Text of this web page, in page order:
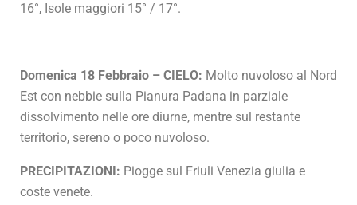
16°, Isole maggiori 15° / 17°.
Domenica 18 Febbraio – CIELO: Molto nuvoloso al Nord
Est con nebbie sulla Pianura Padana in parziale
dissolvimento nelle ore diurne, mentre sul restante
territorio, sereno o poco nuvoloso.
PRECIPITAZIONI: Piogge sul Friuli Venezia giulia e
coste venete.